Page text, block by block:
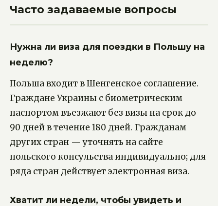
Часто задаваемые вопросы
Нужна ли виза для поездки в Польшу на
неделю?
Польша входит в Шенгенское соглашение.
Граждане Украины с биометрическим
паспортом въезжают без визы на срок до
90 дней в течение 180 дней. Гражданам
других стран — уточнять на сайте
польского консульства индивидуально; для
ряда стран действует электронная виза.
Хватит ли недели, чтобы увидеть и